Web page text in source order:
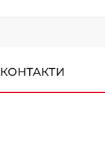
КОНТАКТИ